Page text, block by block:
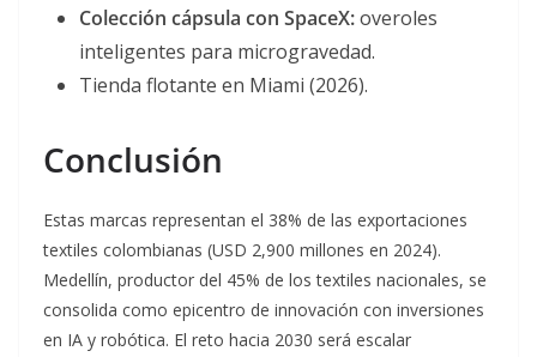
Colección cápsula con SpaceX:overoles
inteligentes para microgravedad.
Tienda flotante en Miami (2026).
Conclusión
Estas marcas representan el 38% de las exportaciones
textiles colombianas (USD 2,900 millones en 2024).
Medellín, productor del 45% de los textiles nacionales, se
consolida como epicentro de innovación con inversiones
en IA y robótica. El reto hacia 2030 será escalar